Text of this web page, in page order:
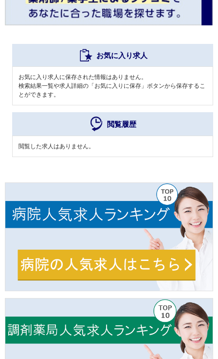
お気に入り求人
お気に入り求人に保存された情報はありません。
検索結果一覧や求人詳細の「お気に入りに保存」ボタンから保存するこ
とができます。
閲覧履歴
閲覧した求人はありません。